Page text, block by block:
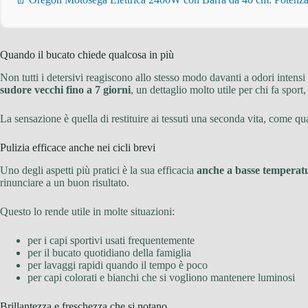
Quando il bucato chiede qualcosa in più
Non tutti i detersivi reagiscono allo stesso modo davanti a odori
sudore vecchi fino a 7 giorni, un dettaglio molto utile per chi fa
La sensazione è quella di restituire ai tessuti una seconda vita, come
Pulizia efficace anche nei cicli brevi
Uno degli aspetti più pratici è la sua efficacia anche a basse
rinunciare a un buon risultato.
Questo lo rende utile in molte situazioni:
per i capi sportivi usati frequentemente
per il bucato quotidiano della famiglia
per lavaggi rapidi quando il tempo è poco
per capi colorati e bianchi che si vogliono mantenere luminosi